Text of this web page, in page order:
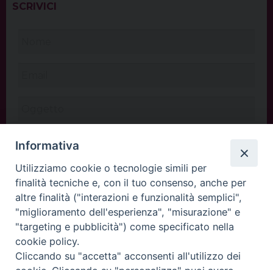
SCRIVICI
INVIA
Informativa
Utilizziamo cookie o tecnologie simili per
finalità tecniche e, con il tuo consenso, anche per
altre finalità ("interazioni e funzionalità semplici",
"miglioramento dell'esperienza", "misurazione" e
"targeting e pubblicità") come specificato nella
cookie policy.
Cliccando su "accetta" acconsenti all'utilizzo dei